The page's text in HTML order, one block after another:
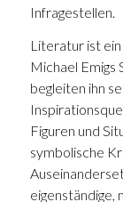
Infragestellen.
Literatur ist
Michael Emigs
begleiten ihn
Figuren und
symbolische
eigenständige,